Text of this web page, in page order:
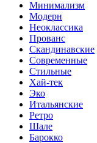
Минимализм
Модерн
Неоклассика
Прованс
Скандинавские
Современные
Стильные
Хай-тек
Эко
Итальянские
Ретро
Шале
Барокко